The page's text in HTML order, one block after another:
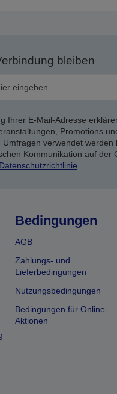
bleiben
Ihrer E-Mail-Adresse
Promotions
Umfragen verwendet
Kommunikation auf
Bedingungen
AGB
Zahlungs- und
Lieferbedingungen
Nutzungsbedingungen
Bedingungen für Online-
Aktionen